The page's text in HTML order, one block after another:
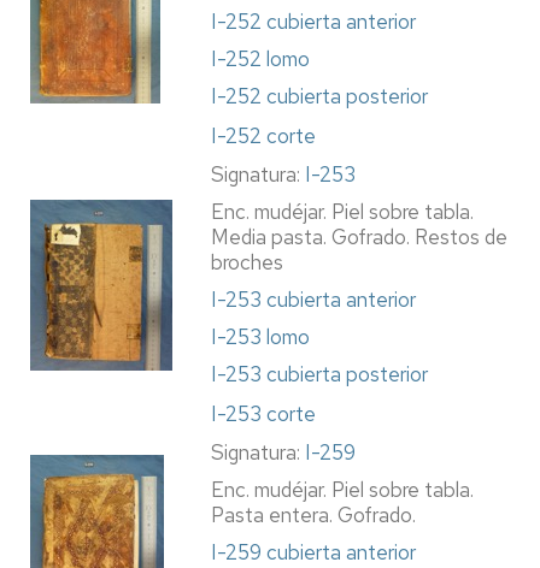
I-252 cubierta anterior
I-252 lomo
I-252 cubierta posterior
I-252 corte
Signatura: I-253
Enc. mudéjar. Piel sobre tabla.
Media pasta. Gofrado. Restos de
broches
I-253 cubierta anterior
I-253 lomo
I-253 cubierta posterior
I-253 corte
Signatura: I-259
Enc. mudéjar. Piel sobre tabla.
Pasta entera. Gofrado.
I-259 cubierta anterior